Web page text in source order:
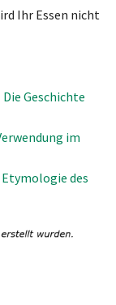
Ihr Essen nicht
Geschichte
im
des